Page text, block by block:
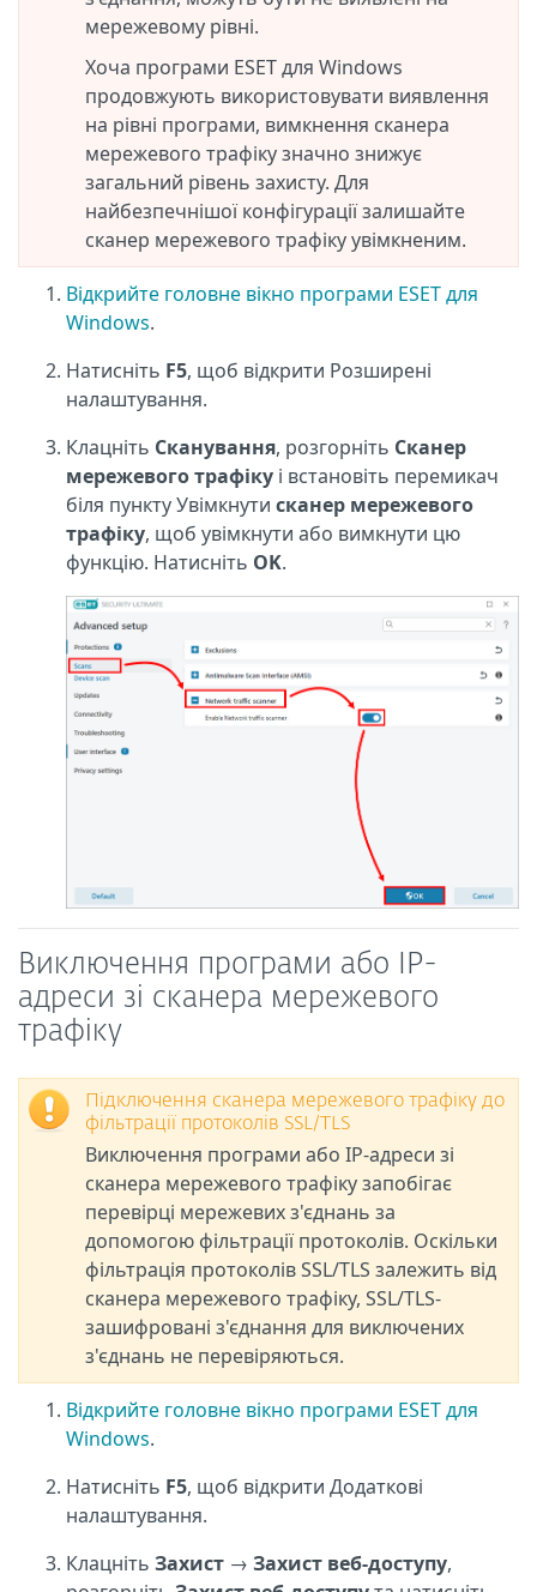
мережевому рівні.
Хоча програми ESET для Windows
продовжують використовувати виявлення
на рівні програми, вимкнення сканера
мережевого трафіку значно знижує
загальний рівень захисту. Для
найбезпечнішої конфігурації залишайте
сканер мережевого трафіку увімкненим.
Відкрийте головне вікно програми ESET для
Windows.
Натисніть F5, щоб відкрити Розширені
налаштування.
Клацніть Сканування, розгорніть Сканер
мережевого трафіку і встановіть перемикач
біля пункту Увімкнути сканер мережевого
трафіку, щоб увімкнути або вимкнути цю
функцію. Натисніть OK.
Виключення програми або IP-
адреси зі сканера мережевого
трафіку
Підключення сканера мережевого трафіку до
фільтрації протоколів SSL/TLS
Виключення програми або IP-адреси зі
сканера мережевого трафіку запобігає
перевірці мережевих з'єднань за
допомогою фільтрації протоколів. Оскільки
фільтрація протоколів SSL/TLS залежить від
сканера мережевого трафіку, SSL/TLS-
зашифровані з'єднання для виключених
з'єднань не перевіряються.
Відкрийте головне вікно програми ESET для
Windows.
Натисніть F5, щоб відкрити Додаткові
налаштування.
Клацніть Захист → Захист веб-доступу,